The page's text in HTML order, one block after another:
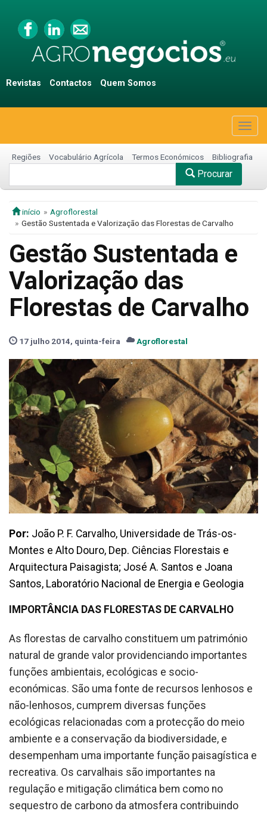
Revistas Contactos Quem Somos
Regiões Vocabulário Agrícola Termos Económicos Bibliografia
Procurar
início
Agroflorestal
Gestão Sustentada e Valorização das Florestas de Carvalho
Gestão Sustentada e
Valorização das
Florestas de Carvalho
17 julho 2014, quinta-feira Agroflorestal
Por: João P. F. Carvalho, Universidade de Trás-os-
Montes e Alto Douro, Dep. Ciências Florestais e
Arquitectura Paisagista; José A. Santos e Joana
Santos, Laboratório Nacional de Energia e Geologia
IMPORTÂNCIA DAS FLORESTAS DE CARVALHO
As florestas de carvalho constituem um património
natural de grande valor providenciando importantes
funções ambientais, ecológicas e socio-
económicas. São uma fonte de recursos lenhosos e
não-lenhosos, cumprem diversas funções
ecológicas relacionadas com a protecção do meio
ambiente e a conservação da biodiversidade, e
desempenham uma importante função paisagística e
recreativa. Os carvalhais são importantes na
regulação e mitigação climática bem como no
sequestro de carbono da atmosfera contribuindo